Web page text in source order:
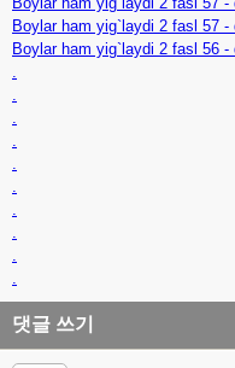
Boylar ham yig`laydi 2 fasl 57 -
Boylar ham yig`laydi 2 fasl 56 -
댓글 쓰기